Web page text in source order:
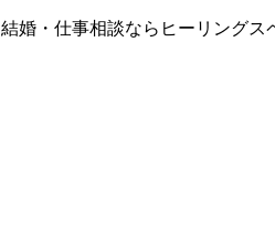
婚・仕事相談ならヒーリングス